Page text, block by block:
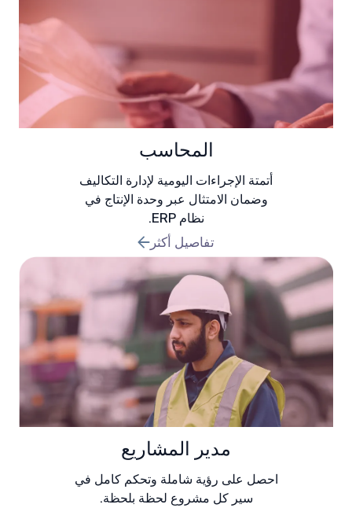
المحاسب
أتمتة الإجراءات اليومية لإدارة التكاليف
وضمان الامتثال عبر وحدة الإنتاج في
نظام ERP.
تفاصيل أكثر
مدير المشاريع
احصل على رؤية شاملة وتحكم كامل في
سير كل مشروع لحظة بلحظة.